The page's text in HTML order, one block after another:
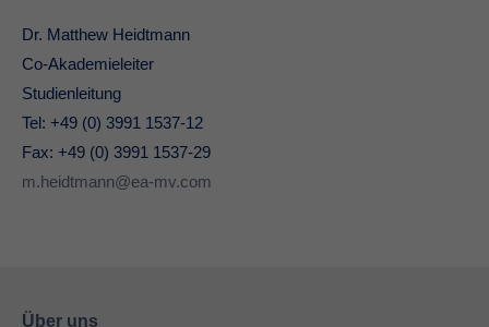
Dr. Matthew Heidtmann
Co-Akademieleiter
Studienleitung
Tel: +49 (0) 3991 1537-12
Fax: +49 (0) 3991 1537-29
m.heidtmann@ea-mv.com
Über uns